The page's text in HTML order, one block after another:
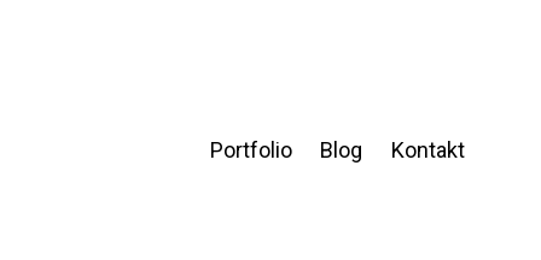
Portfolio Blog Kontakt